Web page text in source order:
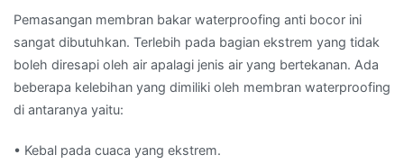
Pemasangan membran bakar waterproofing anti bocor ini
sangat dibutuhkan. Terlebih pada bagian ekstrem yang tidak
boleh diresapi oleh air apalagi jenis air yang bertekanan. Ada
beberapa kelebihan yang dimiliki oleh membran waterproofing
di antaranya yaitu:
• Kebal pada cuaca yang ekstrem.